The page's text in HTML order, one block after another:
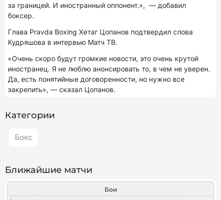
за границей. И иностранный оппонент.», — добавил
боксер.
Глава Pravda Boxing Хетаг Цопанов подтвердил слова
Кудряшова в интервью Матч ТВ.
«Очень скоро будут громкие новости, это очень крутой
иностранец. Я не люблю анонсировать то, в чем не уверен.
Да, есть понятийные договоренности, но нужно все
закрепить», — сказал Цопанов.
Категории
Бокс
Ближайшие матчи
Бои